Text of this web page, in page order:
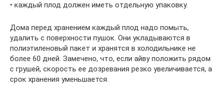
• каждый плод должен иметь отдельную упаковку.
Дома перед хранением каждый плод надо помыть,
удалить с поверхности пушок. Они укладываются в
полиэтиленовый пакет и хранятся в холодильнике не
более 60 дней. Замечено, что, если айву положить рядом
с грушей, скорость ее дозревания резко увеличивается, а
срок хранения уменьшается.